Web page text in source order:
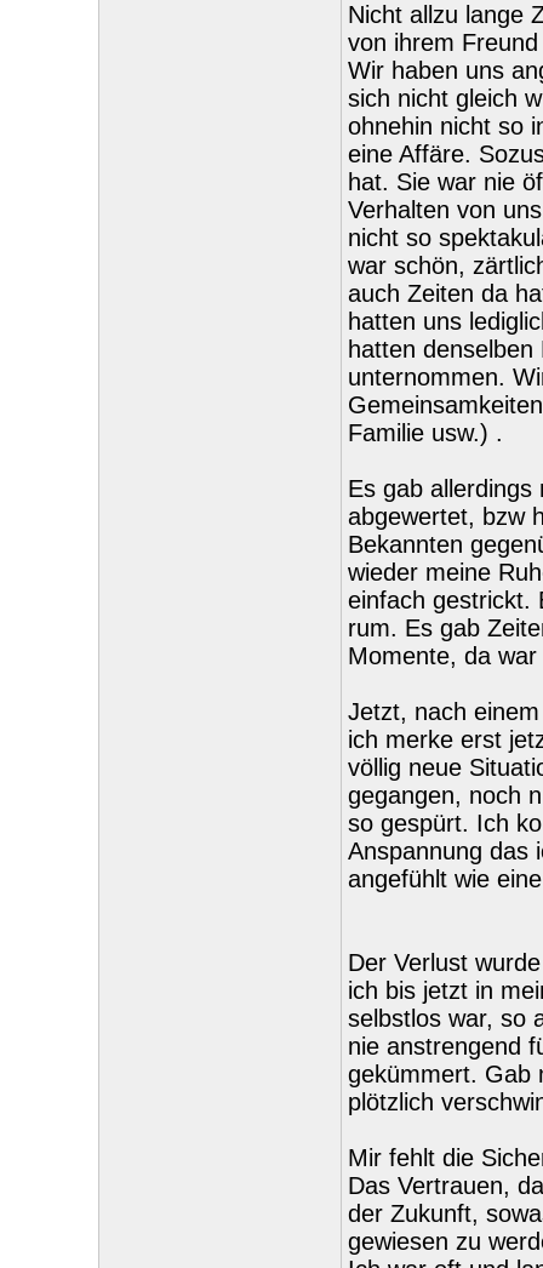
Nicht allzu lange
von ihrem
Wir haben uns
sich nicht gleich
ohnehin nicht so
eine Affäre.
hat. Sie war nie
Verhalten von
nicht so
war schön,
auch Zeiten da
hatten uns
hatten
unternommen.
Familie usw.) .
Es gab
abgewertet, bzw
Bekannten
wieder meine
einfach gestrickt.
rum. Es gab
Momente, da
Jetzt, nach
ich merke erst
völlig neue
gegangen, noch
so gespürt. Ich
Anspannung das
angefühlt wie
Der Verlust
ich bis jetzt in
selbstlos war, so
nie anstrengend
gekümmert. Gab
plötzlich
Mir fehlt die
Das Vertrauen,
der Zukunft,
gewiesen zu